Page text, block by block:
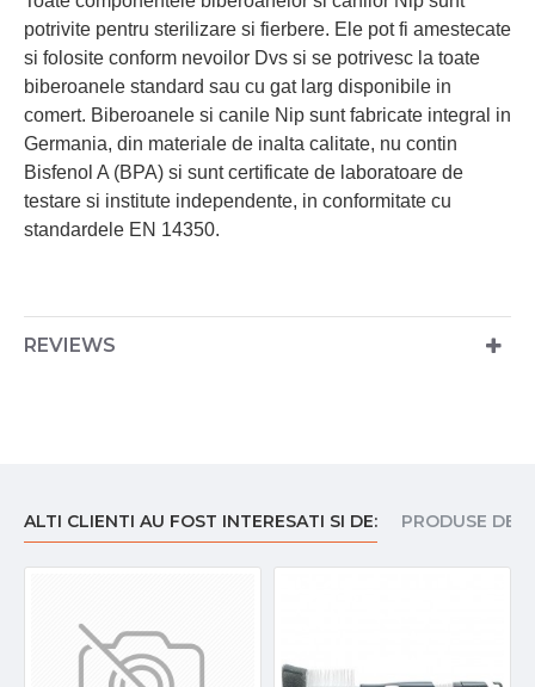
potrivite pentru sterilizare si fierbere. Ele pot fi amestecate
si folosite conform nevoilor Dvs si se potrivesc la toate
biberoanele standard sau cu gat larg disponibile in
comert. Biberoanele si canile Nip sunt fabricate integral in
Germania, din materiale de inalta calitate, nu contin
Bisfenol A (BPA) si sunt certificate de laboratoare de
testare si institute independente, in conformitate cu
standardele EN 14350.
REVIEWS
ALTI CLIENTI AU FOST INTERESATI SI DE: PRODUSE DE